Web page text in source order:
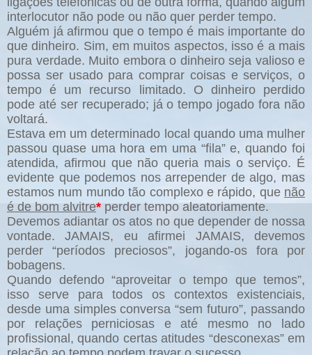
interlocutor não pode ou não quer perder tempo.
Alguém já afirmou que o tempo é mais importante do
que dinheiro. Sim, em muitos aspectos, isso é a mais
pura verdade. Muito embora o dinheiro seja valioso e
possa ser usado para comprar coisas e serviços, o
tempo é um recurso limitado. O dinheiro perdido
pode até ser recuperado; já o tempo jogado fora não
voltará.
Estava em um determinado local quando uma mulher
passou quase uma hora em uma “fila” e, quando foi
atendida, afirmou que não queria mais o serviço. É
evidente que podemos nos arrepender de algo, mas
estamos num mundo tão complexo e rápido, que não
é de bom alvitre* perder tempo aleatoriamente.
Devemos adiantar os atos no que depender de nossa
vontade. JAMAIS, eu afirmei JAMAIS, devemos
perder “períodos preciosos”, jogando-os fora por
bobagens.
Quando defendo “aproveitar o tempo que temos”,
isso serve para todos os contextos existenciais,
desde uma simples conversa “sem futuro”, passando
por relações perniciosas e até mesmo no lado
profissional, quando certas atitudes “desconexas” em